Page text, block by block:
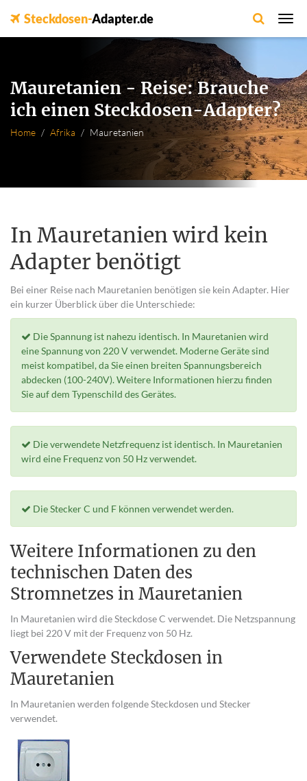
Steckdosen-Adapter.de
Mauretanien - Reise: Brauche
ich einen Steckdosen-Adapter?
Home Afrika Mauretanien
In Mauretanien wird kein
Adapter benötigt
Bei einer Reise nach Mauretanien benötigen sie kein Adapter. Hier
ein kurzer Überblick über die Unterschiede:
Die Spannung ist nahezu identisch. In Mauretanien wird
eine Spannung von 220 V verwendet. Moderne Geräte sind
meist kompatibel, da Sie einen breiten Spannungsbereich
abdecken (100-240V). Weitere Informationen hierzu finden
Sie auf dem Typenschild des Gerätes.
Die verwendete Netzfrequenz ist identisch. In Mauretanien
wird eine Frequenz von 50 Hz verwendet.
Die Stecker C und F können verwendet werden.
Weitere Informationen zu den
technischen Daten des
Stromnetzes in Mauretanien
In Mauretanien wird die Steckdose C verwendet. Die Netzspannung
liegt bei 220 V mit der Frequenz von 50 Hz.
Verwendete Steckdosen in
Mauretanien
In Mauretanien werden folgende Steckdosen und Stecker
verwendet.